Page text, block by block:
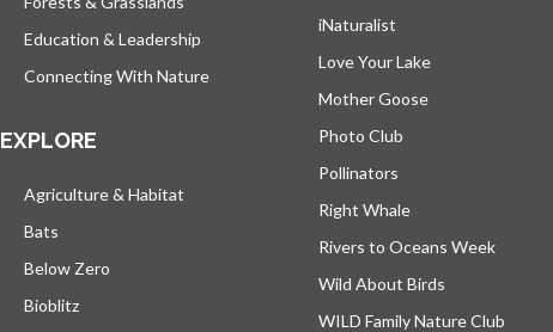
Education & Leadership
Connecting With Nature
EXPLORE
Agriculture & Habitat
Bats
Below Zero
Bioblitz
iNaturalist
Love Your Lake
Mother Goose
Photo Club
Pollinators
Right Whale
Rivers to Oceans Week
Wild About Birds
WILD Family Nature Club